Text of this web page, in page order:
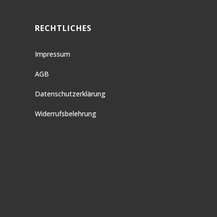
RECHTLICHES
Impressum
AGB
Datenschutzerklärung
Widerrufsbelehrung